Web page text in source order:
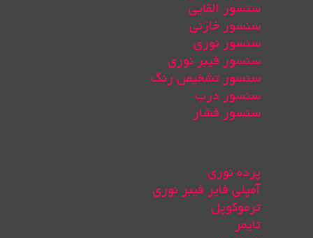
سنسور القایی
سنسور خازنی
سنسور نوری
سنسور فیبر نوری
سنسور تشخیص رنگ
سنسور درب
سنسور فشار
پرده نوری
آمپلی فایر فیبر نوری
ترموکوپل
تایمر